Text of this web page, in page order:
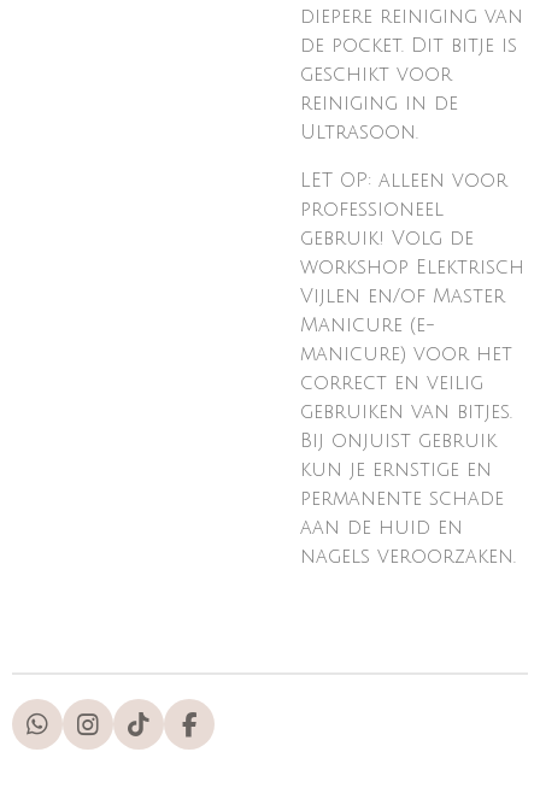
diepere reiniging van
de pocket. Dit bitje is
geschikt voor
reiniging in de
Ultrasoon.
LET OP: alleen voor
professioneel
gebruik! Volg de
workshop Elektrisch
Vijlen en/of Master
Manicure (e-
manicure) voor het
correct en veilig
gebruiken van bitjes.
Bij onjuist gebruik
kun je ernstige en
permanente schade
aan de huid en
nagels veroorzaken.
W
h
I
n
T
i
F
a